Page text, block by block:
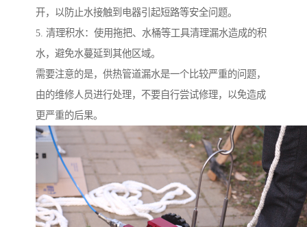
开，以防止水接触到电器引起短路等安全问题。
5. 清理积水：使用拖把、水桶等工具清理漏水造成的积
水，避免水蔓延到其他区域。
需要注意的是，供热管道漏水是一个比较严重的问题，
由的维修人员进行处理，不要自行尝试修理，以免造成
更严重的后果。